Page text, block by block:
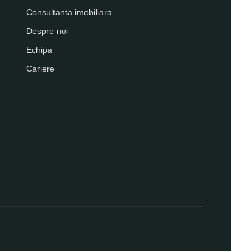
Consultanta imobiliara
Despre noi
Echipa
Cariere